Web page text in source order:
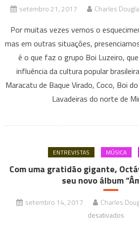
setembro 21, 2017 Charles
Por muitas vezes vemos o
mas em outras situações,
é o que faz o grupo Boi Luzeiro,
influência da cultura popular
Maracatu de Baque Virado, Coco, Boi
Lavadeiras do norte de
ENTREVISTAS MÚSICA
Com uma gratidão gigante,
seu novo álbum
setembro 14, 2017 Charles
desativados